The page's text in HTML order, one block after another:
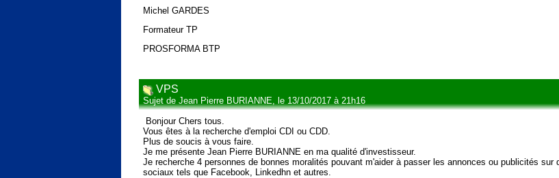
Michel GARDES
Formateur TP
PROSFORMA BTP
VPS
Sujet de Jean Pierre BURIANNE, le 13/10/2017 à 21h16
Bonjour Chers tous.
Vous êtes à la recherche d'emploi CDI ou CDD.
Plus de soucis à vous faire.
Je me présente Jean Pierre BURIANNE en ma qualité d'investisseur.
Je recherche 4 personnes de bonnes moralités pouvant m'aider à passer les annonces ou publicités
sociaux tels que Facebook, Linkedhn et autres.